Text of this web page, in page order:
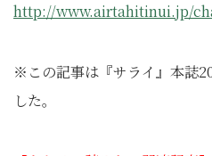
http://www.airtahitinui.jp/
※この記事は『サライ』本誌
した。